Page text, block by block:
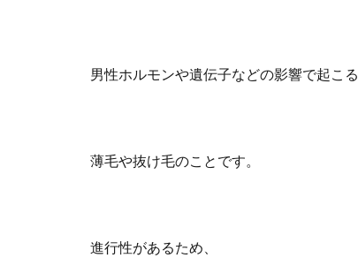
男性ホルモンや遺伝子などの影響で起こる
薄毛や抜け毛のことです。
進行性があるため、